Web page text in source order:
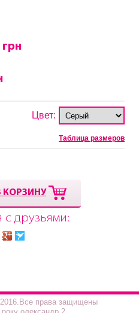
грн
Цвет:
Таблица размеров
КОРЗИНУ
с друзьями:
права защищены